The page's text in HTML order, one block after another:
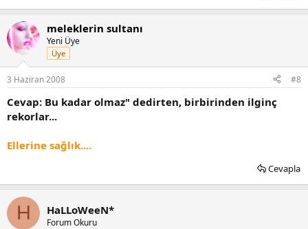
meleklerin sultanı
Yeni Üye
Üye
3 Haziran 2008 #8
Cevap: Bu kadar olmaz" dedirten, birbirinden ilginç
rekorlar...
Ellerine sağlık....
Cevapla
H HaLLoWeeN*
Forum Okuru